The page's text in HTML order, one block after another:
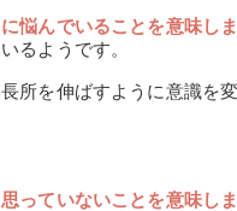
悩んでいることを意味しま
るようです。
所を伸ばすように意識を
っていないことを意味しま